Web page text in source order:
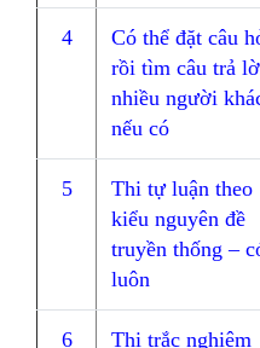
4
Có thể đặt câu
rồi tìm câu trả
nhiều người
nếu có
5
Thi tự luận theo
kiểu nguyên đề
truyền thống –
luôn
6
Thi trắc nghiệm